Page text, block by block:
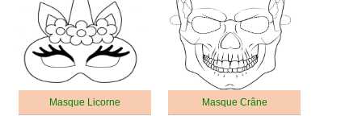
Masque Licorne Masque Crâne